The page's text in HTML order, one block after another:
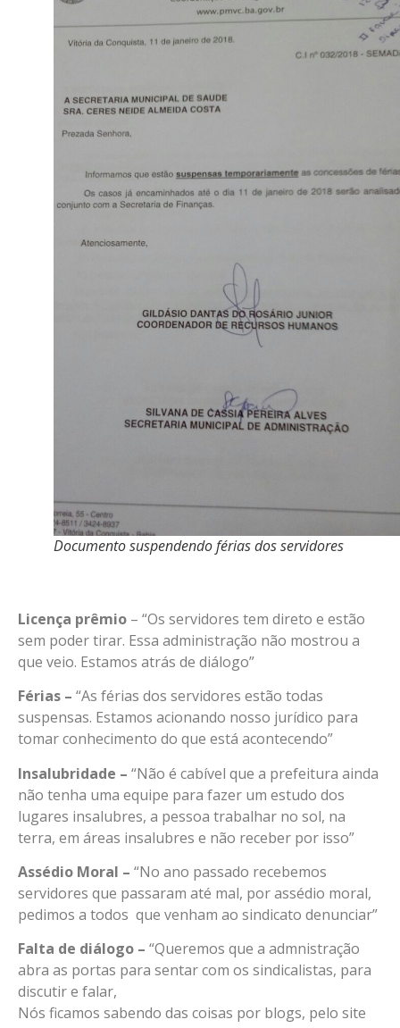
Documento suspendendo férias dos servidores
Licença prêmio – “Os servidores tem direto e estão
sem poder tirar. Essa administração não mostrou a
que veio. Estamos atrás de diálogo”
Férias – “As férias dos servidores estão todas
suspensas. Estamos acionando nosso jurídico para
tomar conhecimento do que está acontecendo”
Insalubridade – “Não é cabível que a prefeitura ainda
não tenha uma equipe para fazer um estudo dos
lugares insalubres, a pessoa trabalhar no sol, na
terra, em áreas insalubres e não receber por isso”
Assédio Moral – “No ano passado recebemos
servidores que passaram até mal, por assédio moral,
pedimos a todos que venham ao sindicato denunciar”
Falta de diálogo – “Queremos que a admnistração
abra as portas para sentar com os sindicalistas, para
discutir e falar,
Nós ficamos sabendo das coisas por blogs, pelo site